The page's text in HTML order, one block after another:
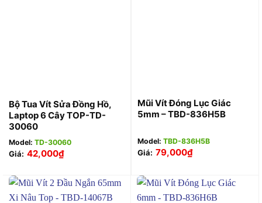
Bộ Tua Vít Sửa Đồng Hồ,
Laptop 6 Cây TOP-TD-
30060
Model: TD-30060
Giá: 42,000₫
Mũi Vít Đóng Lục Giác
5mm – TBD-836H5B
Model: TBD-836H5B
Giá: 79,000₫